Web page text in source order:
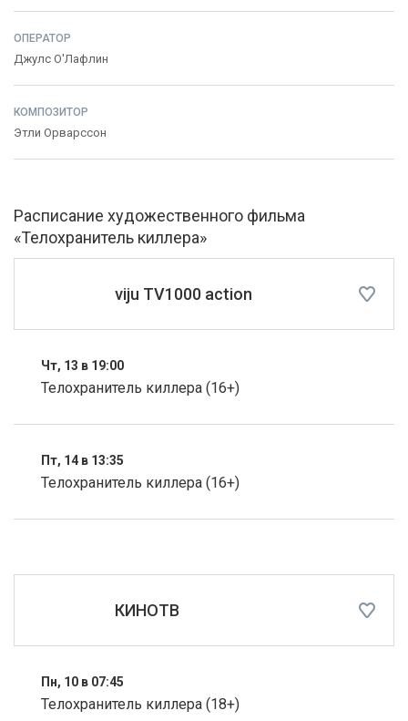
ОПЕРАТОР
Джулс О'Лафлин
КОМПОЗИТОР
Этли Орварссон
Расписание художественного фильма
«Телохранитель киллера»
viju TV1000 action
Чт, 13 в 19:00
Телохранитель киллера (16+)
Пт, 14 в 13:35
Телохранитель киллера (16+)
КИНОТВ
Пн, 10 в 07:45
Телохранитель киллера (18+)